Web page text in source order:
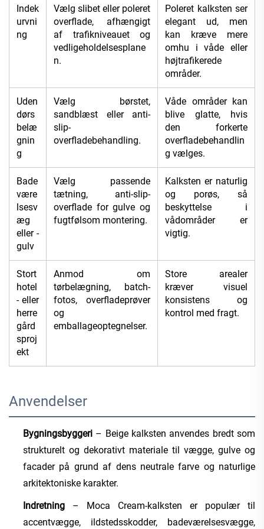
Indek
urvni
ng
Vælg slibet eller poleret
overflade, afhængigt
af trafikniveauet og
vedligeholdelsesplane
n.
Poleret kalksten ser
elegant ud, men
kan kræve mere
omhu i våde eller
højtrafikerede
områder.
Uden
dørs
belæ
gnin
g
Vælg børstet,
sandblæst eller anti-
slip-
overfladebehandling.
Våde områder kan
blive glatte, hvis
den forkerte
overfladebehandlin
g vælges.
Bade
være
lsesv
æg
eller -
gulv
Vælg passende
tætning, anti-slip-
overflade for gulve og
fugtfølsom montering.
Kalksten er naturlig
og porøs, så
beskyttelse i
vådområder er
vigtig.
Stort
hotel
- eller
herre
gård
sproj
ekt
Anmod om
tørbelægning, batch-
fotos, overfladeprøver
og
emballageoptegnelser.
Store arealer
kræver visuel
konsistens og
kontrol med fragt.
Anvendelser
Bygningsbyggeri – Beige kalksten anvendes bredt som
strukturelt og dekorativt materiale til vægge, gulve og
facader på grund af dens neutrale farve og naturlige
arkitektoniske karakter.
Indretning – Moca Cream-kalksten er populær til
accentvægge, ildstedsskodder, badeværelsesvægge,